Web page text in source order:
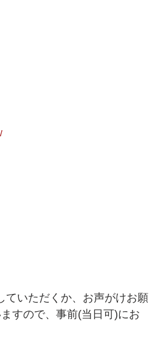
ていただくか、お声がけお願
すので、事前(当日可)にお